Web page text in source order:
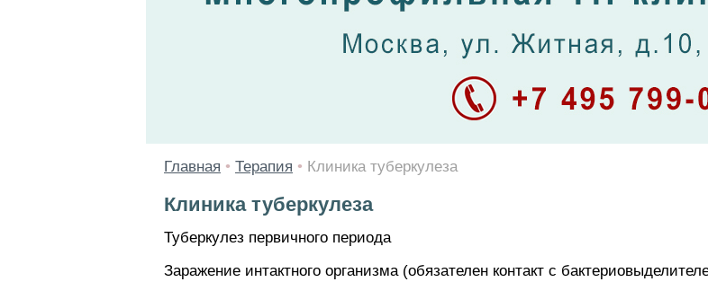
Главная • Терапия • Клиника туберкулеза
Клиника туберкулеза
Туберкулез первичного периода
Заражение интактного организма (обязателен контакт с